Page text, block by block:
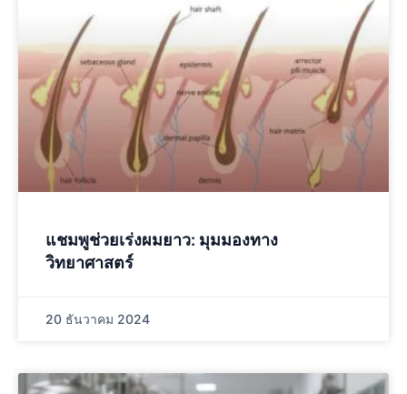
แชมพูช่วยเร่งผมยาว: มุมมองทาง
วิทยาศาสตร์
20 ธันวาคม 2024